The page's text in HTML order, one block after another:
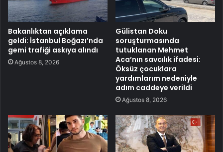
Bakanlıktan açıklama
geldi: İstanbul Boğazı’nda
gemi trafiği askıya alındı
Ağustos 8, 2026
Gülistan Doku
soruşturmasında
tutuklanan Mehmet
Aca’nın savcılık ifadesi:
Öksüz çocuklara
yardımlarım nedeniyle
adım caddeye verildi
Ağustos 8, 2026